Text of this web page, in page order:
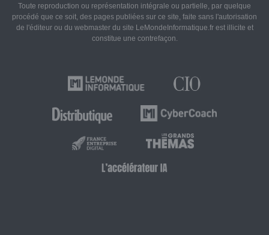
Toute reproduction ou représentation intégrale ou partielle, par quelque
procédé que ce soit, des pages publiées sur ce site, faite sans l'autorisation
de l'éditeur ou du webmaster du site LeMondeInformatique.fr est illicite et
constitue une contrefaçon.